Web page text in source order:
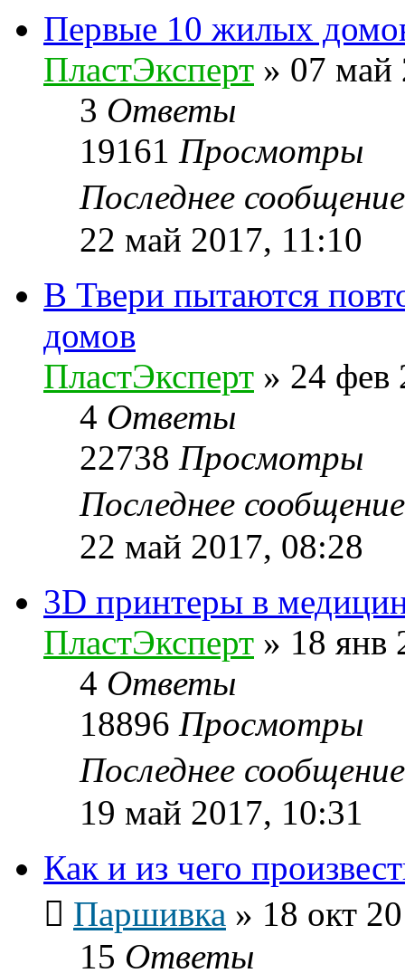
Первые 10 жилых
ПластЭксперт » 07 май
3 Ответы
19161 Просмотры
Последнее
22 май 2017, 11:10
В Твери пытаются
домов
ПластЭксперт » 24 фев
4 Ответы
22738 Просмотры
Последнее
22 май 2017, 08:28
3D принтеры в
ПластЭксперт » 18 янв
4 Ответы
18896 Просмотры
Последнее
19 май 2017, 10:31
Как и из чего
Паршивка » 18 окт
15 Ответы